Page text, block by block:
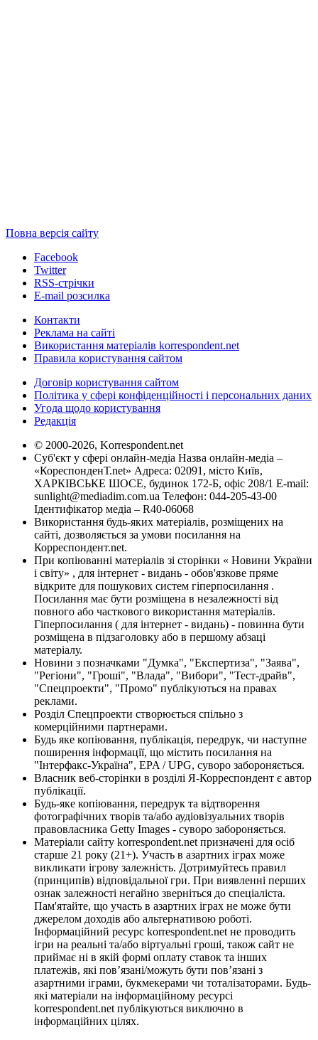
Повна версія сайту
Facebook
Twitter
RSS-стрічки
E-mail розсилка
Контакти
Реклама на сайті
Використання матеріалів korrespondent.net
Правила користування сайтом
Договір користування сайтом
Політика у сфері конфіденційності і персональних даних
Угода щодо користування
Редакція
© 2000-2026, Korrespondent.net
Суб'єкт у сфері онлайн-медіа Назва онлайн-медіа –
«КореспонденТ.net» Адреса: 02091, місто Київ,
ХАРКІВСЬКЕ ШОСЕ, будинок 172-Б, офіс 208/1 E-mail:
sunlight@mediadim.com.ua Телефон: 044-205-43-00
Ідентифікатор медіа – R40-06068
Використання будь-яких матеріалів, розміщених на
сайті, дозволяється за умови посилання на
Корреспондент.net.
При копіюванні матеріалів зі сторінки « Новини України
і світу» , для інтернет - видань - обов'язкове пряме
відкрите для пошукових систем гіперпосилання .
Посилання має бути розміщена в незалежності від
повного або часткового використання матеріалів.
Гіперпосилання ( для інтернет - видань) - повинна бути
розміщена в підзаголовку або в першому абзаці
матеріалу.
Новини з позначками "Думка", "Експертиза", "Заява",
"Регіони", "Гроші", "Влада", "Вибори", "Тест-драйв",
"Спецпроекти", "Промо" публікуються на правах
реклами.
Розділ Спецпроекти створюється спільно з
комерційними партнерами.
Будь яке копіювання, публікація, передрук, чи наступне
поширення інформації, що містить посилання на
"Інтерфакс-Україна", EPA / UPG, суворо забороняється.
Власник веб-сторінки в розділі Я-Корреспондент є автор
публікації.
Будь-яке копіювання, передрук та відтворення
фотографічних творів та/або аудіовізуальних творів
правовласника Getty Images - суворо забороняється.
Матеріали сайту korrespondent.net призначені для осіб
старше 21 року (21+). Участь в азартних іграх може
викликати ігрову залежність. Дотримуйтесь правил
(принципів) відповідальної гри. При виявленні перших
ознак залежності негайно зверніться до спеціаліста.
Пам'ятайте, що участь в азартних іграх не може бути
джерелом доходів або альтернативою роботі.
Інформаційний ресурс korrespondent.net не проводить
ігри на реальні та/або віртуальні гроші, також сайт не
приймає ні в якій формі оплату ставок та інших
платежів, які пов’язані/можуть бути пов’язані з
азартними іграми, букмекерами чи тоталізаторами. Будь-
які матеріали на інформаційному ресурсі
korrespondent.net публікуються виключно в
інформаційних цілях.